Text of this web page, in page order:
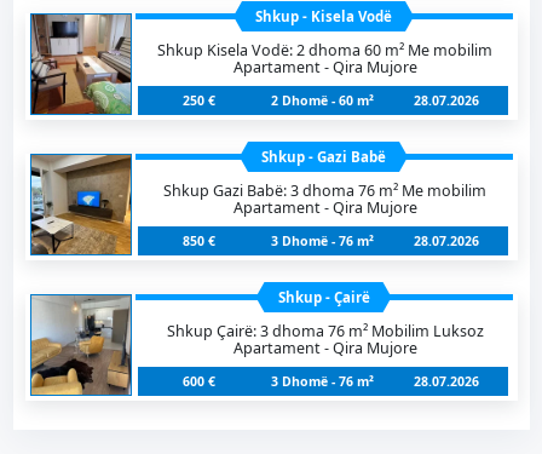
Shkup - Kisela Vodë
Shkup Kisela Vodë: 2 dhoma 60 m² Me mobilim
Apartament - Qira Mujore
250 € 2 Dhomë - 60 m² 28.07.2026
Shkup - Gazi Babë
Shkup Gazi Babë: 3 dhoma 76 m² Me mobilim
Apartament - Qira Mujore
850 € 3 Dhomë - 76 m² 28.07.2026
Shkup - Çairë
Shkup Çairë: 3 dhoma 76 m² Mobilim Luksoz
Apartament - Qira Mujore
600 € 3 Dhomë - 76 m² 28.07.2026